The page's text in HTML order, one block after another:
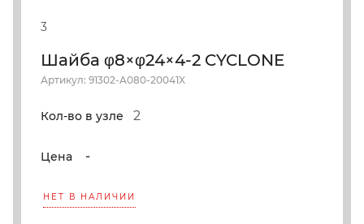
3
Шайба φ8×φ24×4-2 CYCLONE
Артикул: 91302-A080-20041X
Кол-во в узле 2
Цена -
НЕТ В НАЛИЧИИ